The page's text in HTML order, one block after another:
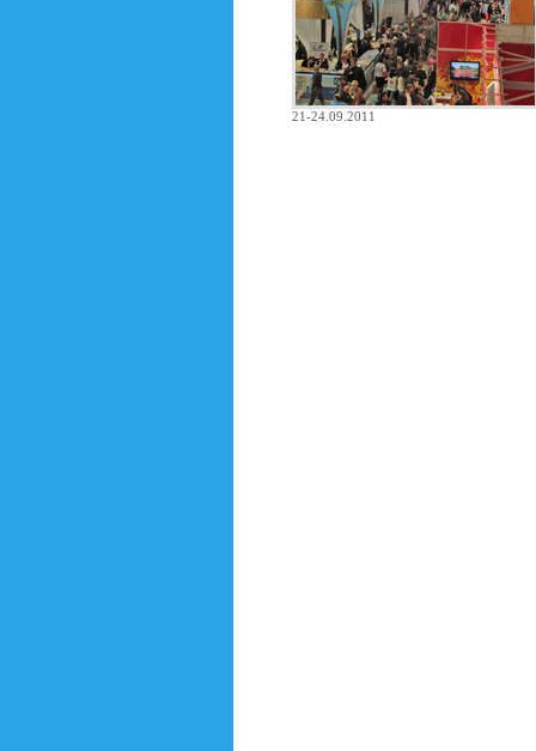
21-24.09.2011